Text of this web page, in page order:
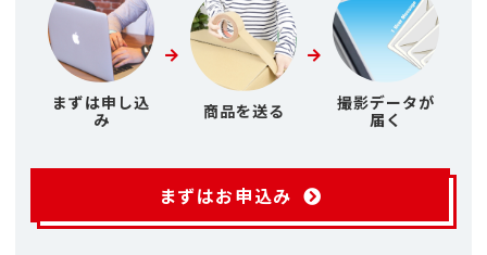
まずは申し込
み
商品を送る
撮影データが
届く
まずはお申込み